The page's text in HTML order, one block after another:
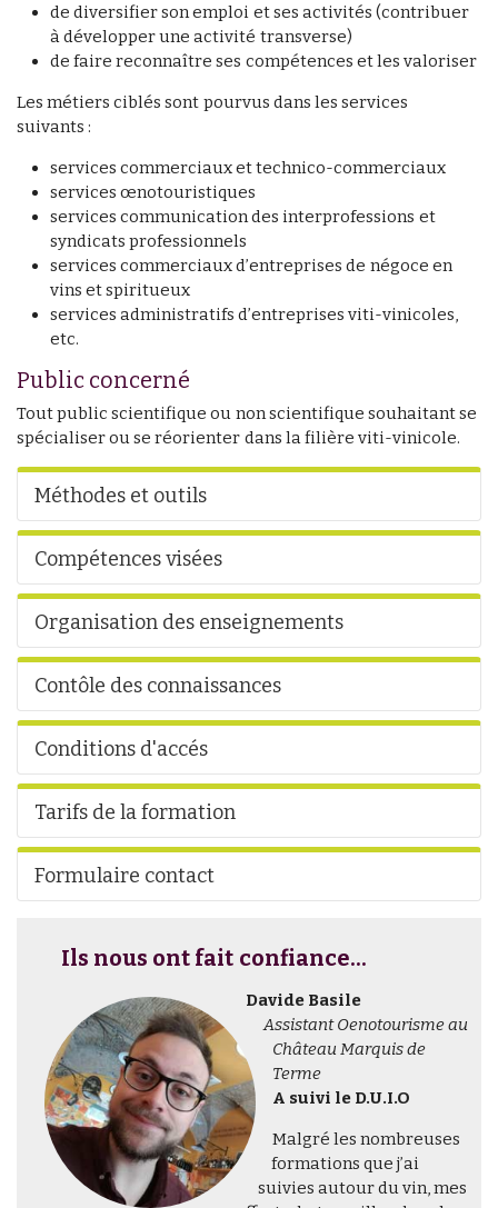
de diversifier son emploi et ses activités (contribuer
à développer une activité transverse)
de faire reconnaître ses compétences et les valoriser
Les métiers ciblés sont pourvus dans les services
suivants :
services commerciaux et technico-commerciaux
services œnotouristiques
services communication des interprofessions et
syndicats professionnels
services commerciaux d’entreprises de négoce en
vins et spiritueux
services administratifs d’entreprises viti-vinicoles,
etc.
Public concerné
Tout public scientifique ou non scientifique souhaitant se
spécialiser ou se réorienter dans la filière viti-vinicole.
Méthodes et outils
Compétences visées
Organisation des enseignements
Contôle des connaissances
Conditions d'accés
Tarifs de la formation
Formulaire contact
Ils nous ont fait confiance...
Davide Basile
Assistant Oenotourisme au
Château Marquis de
Terme
A suivi le D.U.I.O
Malgré les nombreuses
formations que j’ai
suivies autour du vin, mes